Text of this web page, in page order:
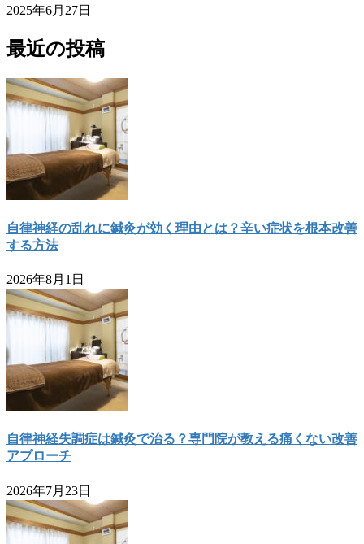
2025年6月27日
最近の投稿
自律神経の乱れに鍼灸が効く理由とは？辛い症状を根本改善
する方法
2026年8月1日
自律神経失調症は鍼灸で治る？専門院が教える痛くない改善
アプローチ
2026年7月23日